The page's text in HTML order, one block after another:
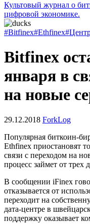
Культовый журнал о
цифровой экономике.
#Bitfinex#Ethfinex
Bitfinex
января в
на новые
29.12.2018 ForkLog
Популярная биткоин-
Ethfinex приостановят
связи с переходом на
процесс займет от трех
В сообщении iFinex
отказывается от
переходит на
дата-центре в
поддержку оказывает